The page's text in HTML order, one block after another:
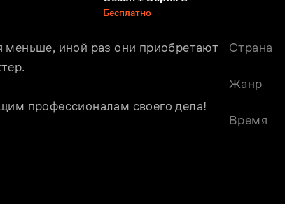
Бесплатно
меньше, иной раз они приобретают
профессионалам своего дела!
Страна
Жанр
Время